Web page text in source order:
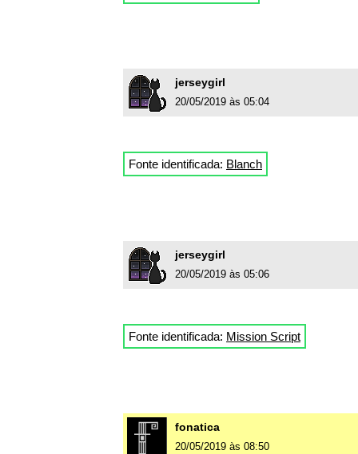
jerseygirl
20/05/2019 às 05:04
Fonte identificada: Blanch
jerseygirl
20/05/2019 às 05:06
Fonte identificada: Mission Script
fonatica
20/05/2019 às 08:50